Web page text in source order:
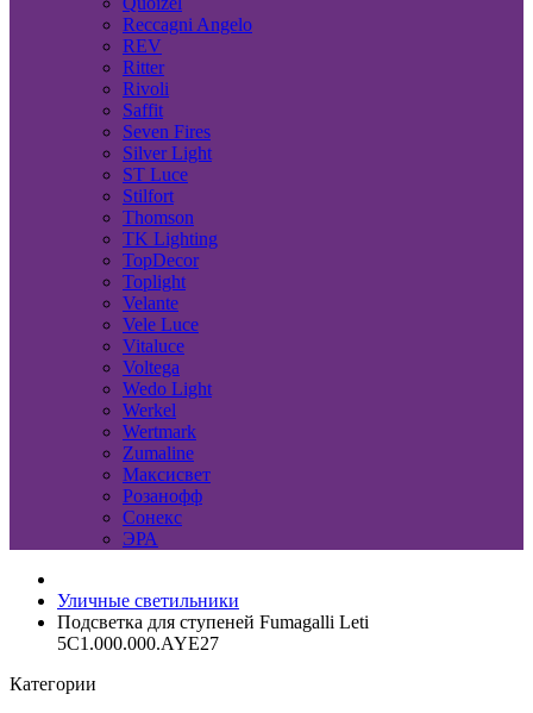
Reccagni Angelo
REV
Ritter
Rivoli
Saffit
Seven Fires
Silver Light
ST Luce
Stilfort
Thomson
TK Lighting
TopDecor
Toplight
Velante
Vele Luce
Vitaluce
Voltega
Wedo Light
Werkel
Wertmark
Zumaline
Максисвет
Розанофф
Сонекс
ЭРА
Уличные светильники
Подсветка для ступеней Fumagalli Leti
5C1.000.000.AYE27
Категории